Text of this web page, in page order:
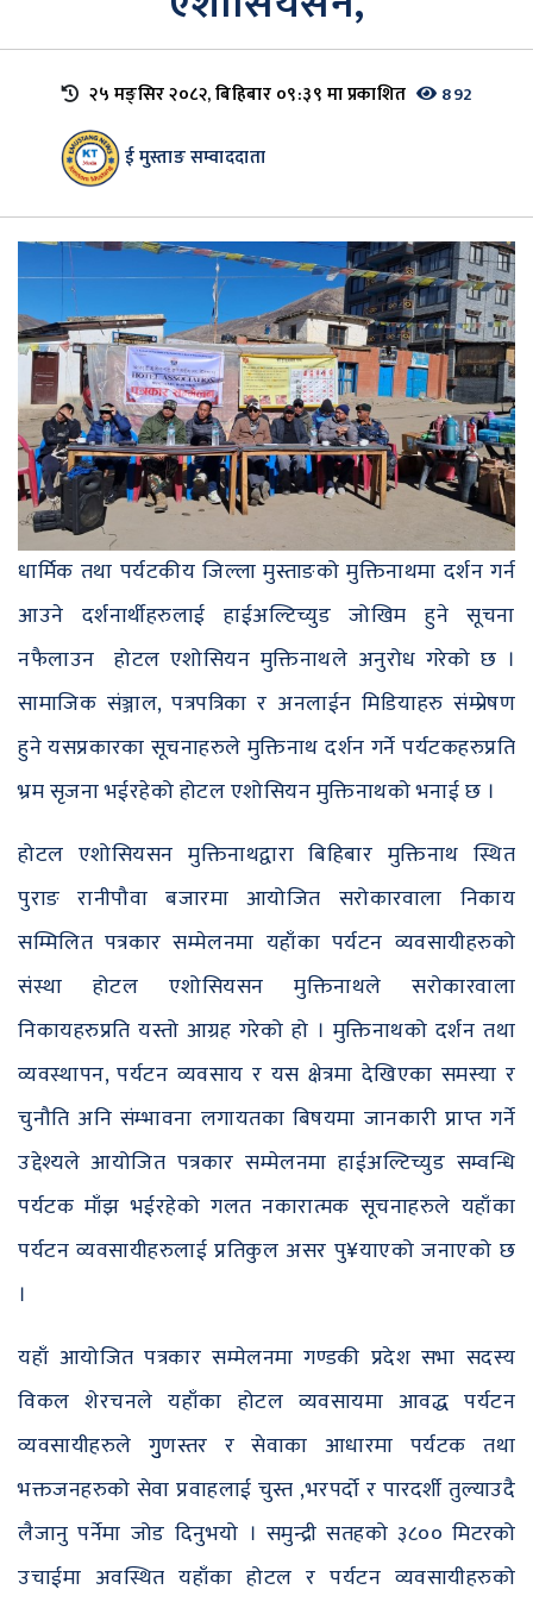
२५ मङ्सिर २०८२, बिहिबार ०९:३९ मा प्रकाशित 892
ई मुस्ताङ सम्वाददाता
धार्मिक तथा पर्यटकीय जिल्ला मुस्ताङको मुक्तिनाथमा दर्शन गर्न
आउने दर्शनार्थीहरुलाई हाईअल्टिच्युड जोखिम हुने सूचना
नफैलाउन होटल एशोसियन मुक्तिनाथले अनुरोध गरेको छ ।
सामाजिक संञ्जाल, पत्रपत्रिका र अनलाईन मिडियाहरु संम्प्रेषण
हुने यसप्रकारका सूचनाहरुले मुक्तिनाथ दर्शन गर्ने पर्यटकहरुप्रति
भ्रम सृजना भईरहेको होटल एशोसियन मुक्तिनाथको भनाई छ ।
होटल एशोसियसन मुक्तिनाथद्वारा बिहिबार मुक्तिनाथ स्थित
पुराङ रानीपौवा बजारमा आयोजित सरोकारवाला निकाय
सम्मिलित पत्रकार सम्मेलनमा यहाँका पर्यटन व्यवसायीहरुको
संस्था होटल एशोसियसन मुक्तिनाथले सरोकारवाला
निकायहरुप्रति यस्तो आग्रह गरेको हो । मुक्तिनाथको दर्शन तथा
व्यवस्थापन, पर्यटन व्यवसाय र यस क्षेत्रमा देखिएका समस्या र
चुनौति अनि संम्भावना लगायतका बिषयमा जानकारी प्राप्त गर्ने
उद्देश्यले आयोजित पत्रकार सम्मेलनमा हाईअल्टिच्युड सम्वन्धि
पर्यटक माँझ भईरहेको गलत नकारात्मक सूचनाहरुले यहाँका
पर्यटन व्यवसायीहरुलाई प्रतिकुल असर पु¥याएको जनाएको छ
।
यहाँ आयोजित पत्रकार सम्मेलनमा गण्डकी प्रदेश सभा सदस्य
विकल शेरचनले यहाँका होटल व्यवसायमा आवद्ध पर्यटन
व्यवसायीहरुले गुुणस्तर र सेवाका आधारमा पर्यटक तथा
भक्तजनहरुको सेवा प्रवाहलाई चुस्त ,भरपर्दो र पारदर्शी तुल्याउदै
लैजानु पर्नेमा जोड दिनुभयो । समुन्द्री सतहको ३८०० मिटरको
उचाईमा अवस्थित यहाँका होटल र पर्यटन व्यवसायीहरुको